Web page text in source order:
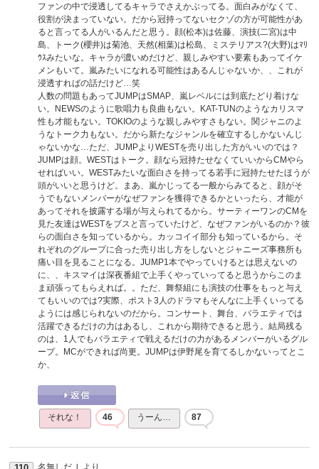
ファンの中で浸透してるキャラでさえかぶってる。面白みがなくて、
役割が決まっていない。だから冠持ってないセクゾの方が可能性があ
ると言ってる人がいるんだと思う。顔(松本)は佐藤、演技(二宮)は中
島、トーク(櫻井)は菊池、天然(相葉)は松島、ミステリアス?(大野)はﾏﾘ
ｳｽみたいな。キャラが濃いめだけど、親しみやすい要素もあってイケ
メンもいて。嵐みたいになれる可能性はあるんじゃないか、、これが
浸透すればの話だけど…笑
人数の問題もあってJUMPはSMAP、嵐レベルには到底たどり着けな
い。NEWSのように歌唱力も良曲もない。KAT-TUNのようなカリスマ
性も才能もない。TOKIOのような親しみやすさもない。関ジャニのよ
うなトーク力もない。だから新たなジャンルを確立するしかないんじ
ゃないかな…ただ、JUMPよりWESTを売り出した方がいいのでは？
JUMPは顔。WESTはトーク。顔なら冠持たせなくていいからCMやら
せればいい。WESTみたいな面白さを持ってる若手に冠持たせたほうが
頭がいいと思うけど。まあ、嵐かじってる一般からみてると、顔がそ
うでもないメンバーがなぜファンを獲得できるかといったら、才能が
あってそれを披露する場が与えられてるから。サーティーワンのCMを
見た友達はWESTをブスと言っていたけど、なぜファンがいるのか？彼
らの面白さを知っているから。カッコイイ部分も知っているから。そ
れぞれのグループに合った売り出し方をしないとジャニーズ事務所も
痛い目を見ることになる。JUMP1本でやっていけるとは思えないの
に、、キスマイは深夜番組で上手くやっていってると思うからこのま
ま頑張ってもらえれば。。ただ、舞祭組にも演技の仕事をもっと与え
てもいいのでは?実際、ポスト3人のドラマもそんなに上手くいってる
ようには感じられないのだから。コンサート、舞台、バラエティでは
活躍できるだけの力はあるし、これから期待できると思う。結局残る
のは、1人でもバラエティで戦えるだけの力があるメンバーがいるグル
ープ。MCができれば尚更。JUMPは伊野尾を育てるしかないってとこ
か、
それな！ 46 うーん… 87
名無しだＪ より